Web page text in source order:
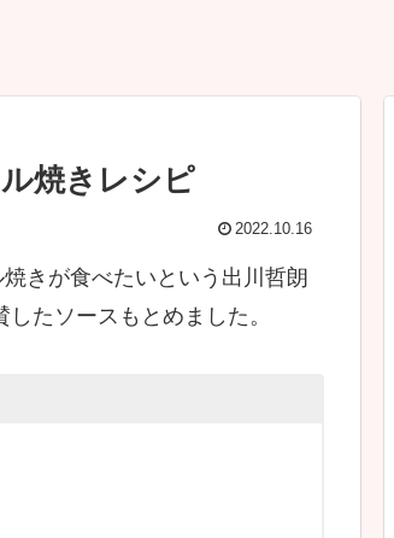
焼きレシピ
2022.10.16
きが食べたいという出川哲朗
たソースもとめました。